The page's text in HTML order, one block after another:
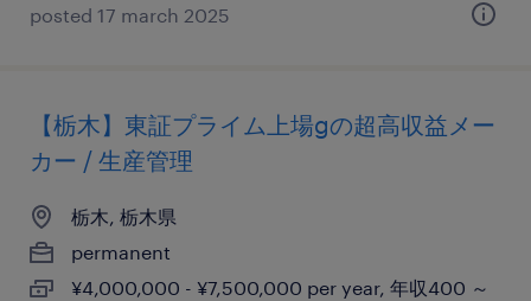
posted 17 march 2025
【栃木】東証プライム上場gの超高収益メー
カー / 生産管理
栃木, 栃木県
permanent
¥4,000,000 - ¥7,500,000 per year, 年収400 ～